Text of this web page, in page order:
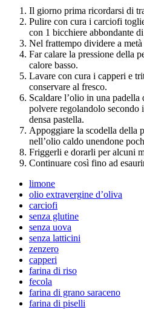
Il giorno prima ricordarsi di
Pulire con cura i carciofi
con 1 bicchiere abbondante
Nel frattempo dividere a
Far calare la pressione della
calore basso.
Lavare con cura i capperi e
conservare al fresco.
Scaldare l’olio in una
polvere regolandolo secondo
densa pastella.
Appoggiare la scodella della
nell’olio caldo unendone
Friggerli e dorarli per alcuni
Continuare così fino ad
limone
olio extravergine d’oliva
carciofi
senza glutine
senza uova
senza latticini
zenzero
capperi
farina di riso
fecola
farina di grano saraceno
farina di piselli